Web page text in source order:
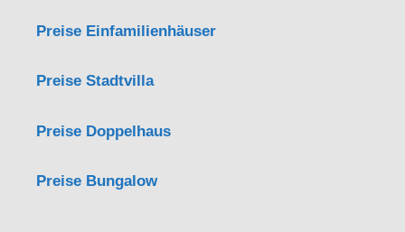
Preise Einfamilienhäuser
Preise Stadtvilla
Preise Doppelhaus
Preise Bungalow